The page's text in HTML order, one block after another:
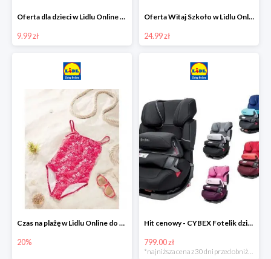
Oferta dla dzieci w Lidlu Online od 9,99 zł
9.99 zł
Oferta Witaj Szkoło w Lidlu Online od 24,99 zł
24.99 zł
Czas na plażę w Lidlu Online do -20%
20%
Hit cenowy - CYBEX Fotelik dziecięcy samochodowy Pallasfix grupa I-III, 9-36 kg
799.00 zł